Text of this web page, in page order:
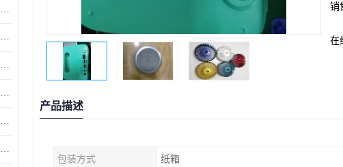
长沙田自动喷油 风岗自动喷涂 良鸿塑胶五金
坑梓手机壳喷涂 良鸿塑胶五金 坪地小夜灯喷涂公司
忡恺喷光油喷油公司 白石秋蓝牙喷涂
塑胶真空镀膜喷油 坪地喷光油喷油
龙岗保护套喷油加工 龙岗保护套喷油
惠城保护套喷油公司 坪地保护套喷油 良鸿塑胶五金
销
在
产品描述
包装方式 纸箱